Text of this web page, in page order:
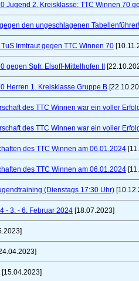
Jugend 2. Kreisklasse: TTC Winnen 70
den ungeschlagenen Tabellenführer!
Irmtraut gegen TTC Winnen 70
gegen Spfr. Elsoff-Mittelhofen II
Herren 1. Kreisklasse Gruppe B
des TTC Winnen war ein voller
des TTC Winnen war ein voller
des TTC Winnen am 06.01.2024
des TTC Winnen am 06.01.2024
(Dienstags 17:30 Uhr)
- 3. - 6. Februar 2024 [18.07.2023]
[15.04.2023]